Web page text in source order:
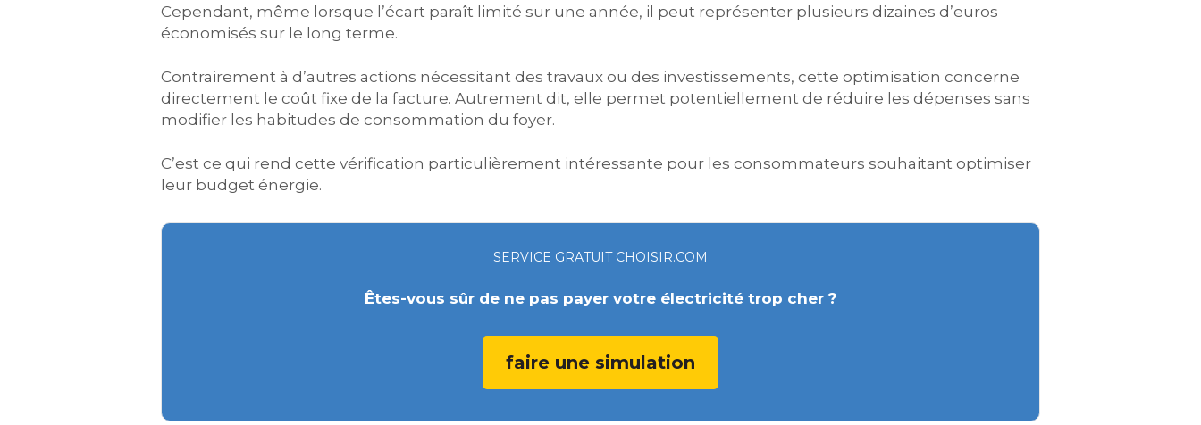
Cependant, même lorsque l’écart paraît limité sur une année, il peut représenter plusieurs dizaines d’euros
économisés sur le long terme.
Contrairement à d’autres actions nécessitant des travaux ou des investissements, cette optimisation concerne
directement le coût fixe de la facture. Autrement dit, elle permet potentiellement de réduire les dépenses sans
modifier les habitudes de consommation du foyer.
C’est ce qui rend cette vérification particulièrement intéressante pour les consommateurs souhaitant optimiser
leur budget énergie.
SERVICE GRATUIT CHOISIR.COM
Êtes-vous sûr de ne pas payer votre électricité trop cher ?
faire une simulation